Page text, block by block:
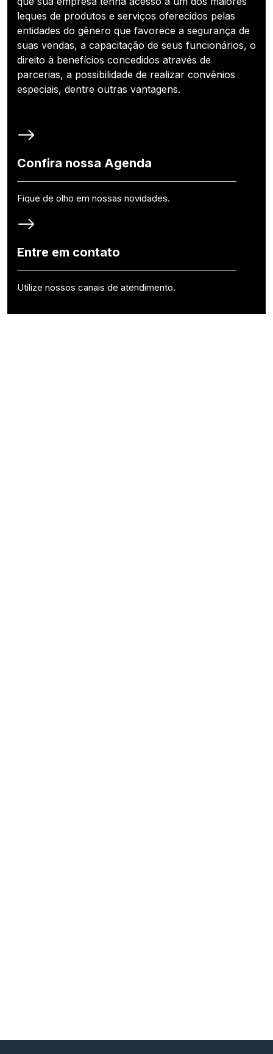
leques de produtos e serviços oferecidos pelas
entidades do gênero que favorece a segurança de
suas vendas, a capacitação de seus funcionários, o
direito à benefícios concedidos através de
parcerias, a possibilidade de realizar convênios
especiais, dentre outras vantagens.
Confira nossa Agenda
Fique de olho em nossas novidades.
Entre em contato
Utilize nossos canais de atendimento.